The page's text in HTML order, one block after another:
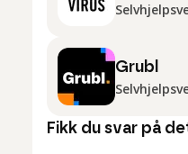
Grubl
Fikk du svar på